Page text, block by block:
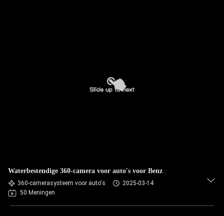
Waterbestendige 360-camera voor auto's voor Benz
360-camerasysteem voor auto's
2025-03-14
50 Meningen